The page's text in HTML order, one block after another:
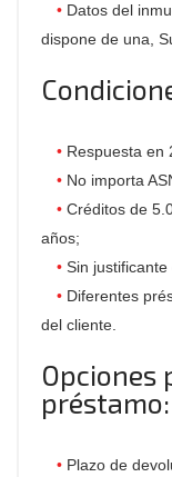
Datos del
dispone de una,
Respuesta en
No importa
Créditos de
años;
Sin
Diferentes
del cliente.
Opciones
préstamo:
Plazo de